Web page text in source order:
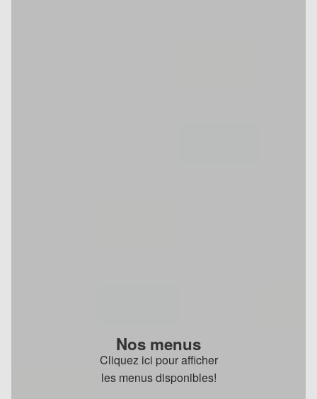
Nos menus
Cliquez ici pour afficher
les menus disponibles!